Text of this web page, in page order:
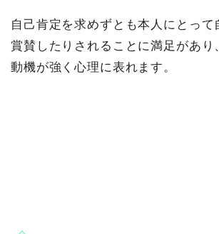
自己肯定を求めずとも本人にとって
賞賛したりされることに満足があり
動機が強く心理に表れます。